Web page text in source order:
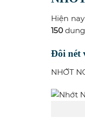
Hiện
150
Đôi nét
NHỚT